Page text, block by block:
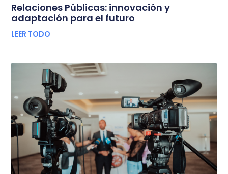
Relaciones Públicas: innovación y
adaptación para el futuro
LEER TODO